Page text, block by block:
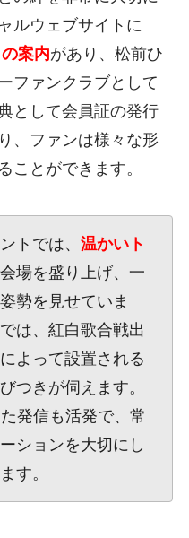
ルウェブサイトに
案内があり、松前ひ
ファンクラブとして
として会員証の発行
、ファンは様々な形
ことができます。
トでは、 温かいト
場を盛り上げ、一
勢を見せていま
は、紅白歌合戦出
よって設置される
つきが伺えます。
発信も活発で、常
ションを大切にし
す。